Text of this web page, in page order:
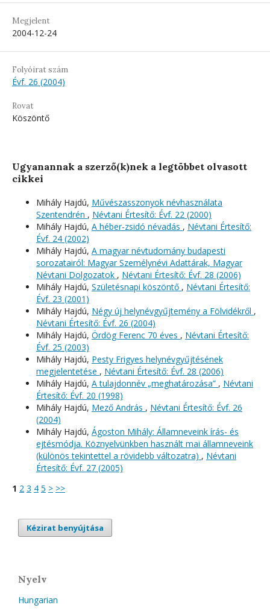
Megjelent
2004-12-24
Folyóirat szám
Évf. 26 (2004)
Rovat
Köszöntő
Ugyanannak a szerző(k)nek a legtöbbet olvasott
cikkei
Mihály Hajdú, Művészasszonyok névhasználata
Szentendrén , Névtani Értesítő: Évf. 22 (2000)
Mihály Hajdú, A héber-zsidó névadás , Névtani Értesítő:
Évf. 24 (2002)
Mihály Hajdú, A magyar névtudomány budapesti
sorozatairól: Magyar Személynévi Adattárak, Magyar
Névtani Dolgozatok , Névtani Értesítő: Évf. 28 (2006)
Mihály Hajdú, Születésnapi köszöntő , Névtani Értesítő:
Évf. 23 (2001)
Mihály Hajdú, Négy új helynévgyűjtemény a Fölvidékről ,
Névtani Értesítő: Évf. 26 (2004)
Mihály Hajdú, Ördög Ferenc 70 éves , Névtani Értesítő:
Évf. 25 (2003)
Mihály Hajdú, Pesty Frigyes helynévgyűjtésének
megjelentetése , Névtani Értesítő: Évf. 28 (2006)
Mihály Hajdú, A tulajdonnév „meghatározása” , Névtani
Értesítő: Évf. 20 (1998)
Mihály Hajdú, Mező András , Névtani Értesítő: Évf. 26
(2004)
Mihály Hajdú, Ágoston Mihály: Államneveink írás- és
ejtésmódja. Köznyelvünkben használt mai államneveink
(különös tekintettel a rövidebb változatra) , Névtani
Értesítő: Évf. 27 (2005)
1 2 3 4 5 > >>
Kézirat benyújtása
Nyelv
Hungarian